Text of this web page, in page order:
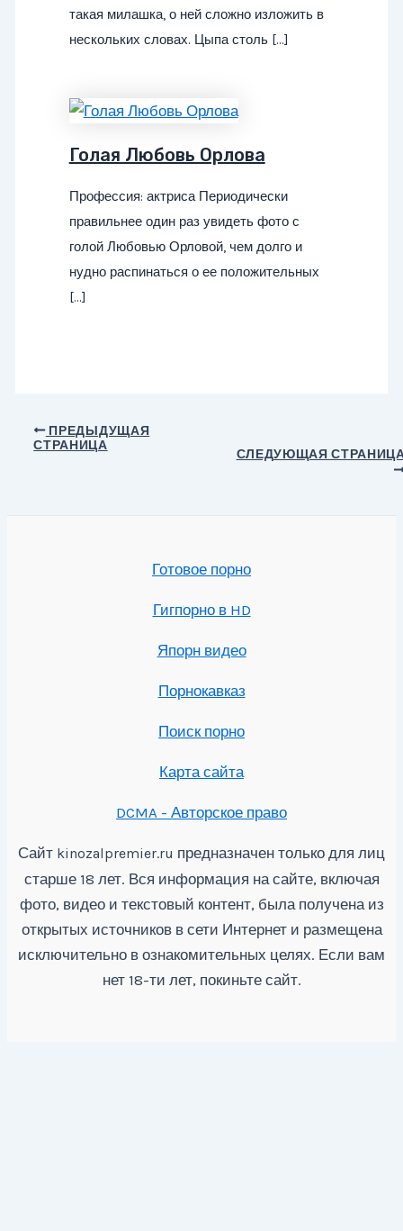
такая милашка, о ней сложно изложить в
нескольких словах. Цыпа столь […]
Голая Любовь Орлова
Профессия: актриса Периодически
правильнее один раз увидеть фото с
голой Любовью Орловой, чем долго и
нудно распинаться о ее положительных
[…]
Навигация
ПРЕДЫДУЩАЯ
СТРАНИЦА
СЛЕДУЮЩАЯ
Готовое порно
Гигпорно в HD
Япорн видео
Порнокавказ
Поиск порно
Карта сайта
DCMA - Авторское право
Сайт kinozalpremier.ru предназначен только для лиц
старше 18 лет. Вся информация на сайте, включая
фото, видео и текстовый контент, была получена из
открытых источников в сети Интернет и размещена
исключительно в ознакомительных целях. Если вам
нет 18-ти лет, покиньте сайт.